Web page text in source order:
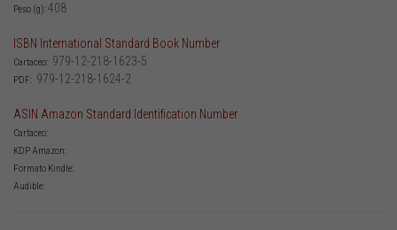
Peso (g):408
ISBN International Standard Book Number
Cartaceo: 979-12-218-1623-5
PDF: 979-12-218-1624-2
ASIN Amazon Standard Identification Number
Cartaceo:
KDP Amazon:
Formato Kindle:
Audible: